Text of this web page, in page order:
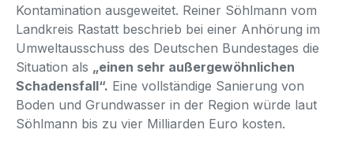
Kontamination ausgeweitet. Reiner Söhlmann vom
Landkreis Rastatt beschrieb bei einer Anhörung im
Umweltausschuss des Deutschen Bundestages die
Situation als „einen sehr außergewöhnlichen
Schadensfall“. Eine vollständige Sanierung von
Boden und Grundwasser in der Region würde laut
Söhlmann bis zu vier Milliarden Euro kosten.